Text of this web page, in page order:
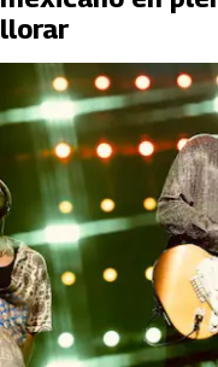
llorar